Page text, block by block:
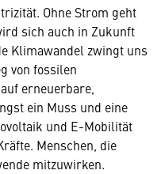
Ohne Strom geht
sich auch in Zukunft
Klimawandel zwingt uns
von fossilen
erneuerbare,
ein Muss und eine
und E-Mobilität
Menschen, die
mitzuwirken.